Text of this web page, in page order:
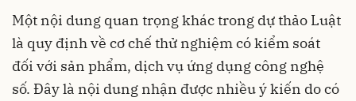
Một nội dung quan trọng khác trong dự thảo Luật
là quy định về cơ chế thử nghiệm có kiểm soát
đối với sản phẩm, dịch vụ ứng dụng công nghệ
số. Đây là nội dung nhận được nhiều ý kiến do có